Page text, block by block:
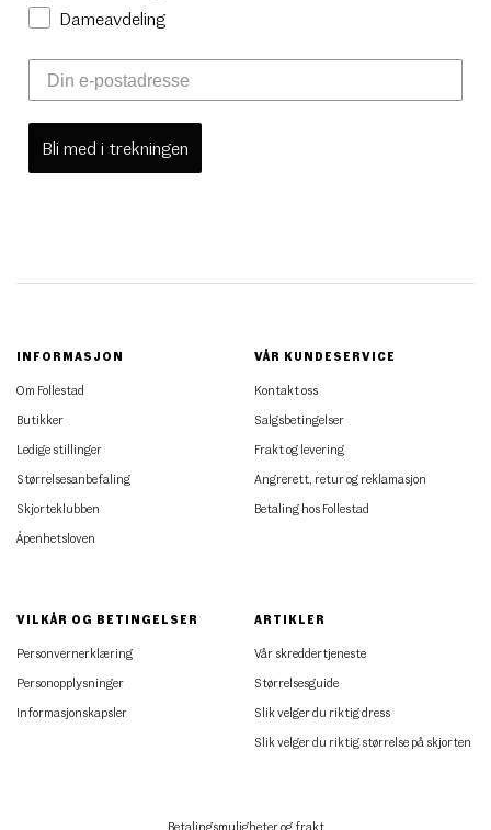
Dameavdeling
Bli med i trekningen
INFORMASJON
Om Follestad
Butikker
Ledige stillinger
Størrelsesanbefaling
Skjorteklubben
Åpenhetsloven
VÅR KUNDESERVICE
Kontakt oss
Salgsbetingelser
Frakt og levering
Angrerett, retur og reklamasjon
Betaling hos Follestad
VILKÅR OG BETINGELSER
Personvernerklæring
Personopplysninger
Informasjonskapsler
ARTIKLER
Vår skreddertjeneste
Størrelsesguide
Slik velger du riktig dress
Slik velger du riktig størrelse på skjorten
Betalingsmuligheter og frakt